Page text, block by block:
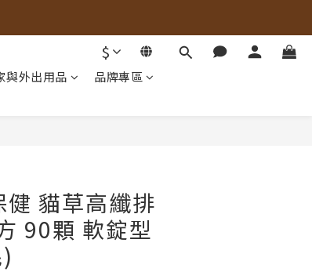
$
與外出用品 品牌專區
貓草高纖排
90顆 軟錠型